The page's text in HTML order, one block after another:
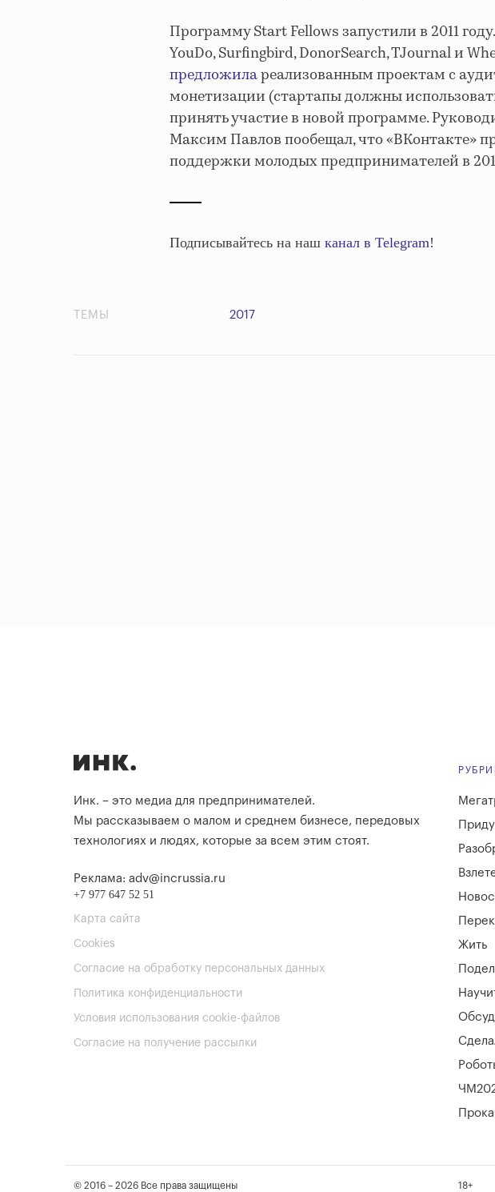
Программу Start Fellows запустили в 2011
YouDo, Surfingbird, DonorSearch, TJournal и
предложилареализованным проектам с
монетизации (стартапы должны
принять участие в новой программе.
Максим Павлов пообещал, что «ВКонтакте»
поддержки молодых предпринимателей в
Подписывайтесь на наш канал в Telegram!
ТЕМЫ 2017
Инк. – это медиа для предпринимателей.
Мы рассказываем о малом и среднем бизнесе, передовых
технологиях и людях, которые за всем этим стоят.
Реклама: adv@incrussia.ru
+7 977 647 52 51
Карта сайта
Cookies
Согласие на обработку персональных данных
Политика конфиденциальности
Условия использования cookie-файлов
Согласие на получение рассылки
Жить
© 2016 – 2026 Все права защищены 18+